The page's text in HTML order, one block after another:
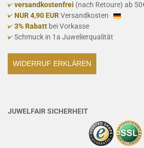
versandkostenfrei (nach Retoure) ab
NUR 4,90 EURVersandkosten
3% Rabatt bei Vorkasse
Schmuck in 1a Juwelierqualität
WIDERRUF ERKLÄREN
JUWELFAIR SICHERHEIT